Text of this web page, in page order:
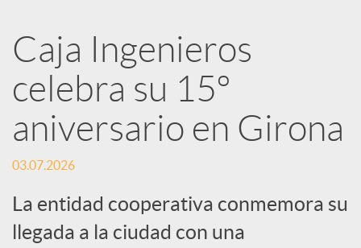
R
e
d
e
Caja Ingenieros
celebra su 15º
aniversario en Girona
03.07.2026
La entidad cooperativa conmemora su
llegada a la ciudad con una